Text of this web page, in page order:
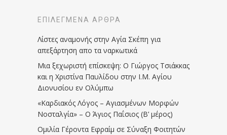
ΕΠΙΛΕΓΜΈΝΑ ΆΡΘΡΑ
Λίστες αναμονής στην Αγία Σκέπη για
απεξάρτηση απο τα ναρκωτικά
Μια ξεχωριστή επίσκεψη: Ο Γιώργος Τσιάκκας
και η Χριστίνα Παυλίδου στην Ι.Μ. Αγίου
Διονυσίου εν Ολύμπω
«Καρδιακός Λόγος – Αγιασμένων Μορφών
Νοσταλγία» – Ο Άγιος Παΐσιος (Β’ μέρος)
Ομιλία Γέροντα Εφραίμ σε Σύναξη Φοιτητών